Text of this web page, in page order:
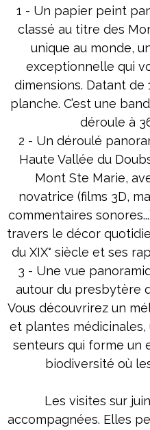
1 - Un papier peint
classé au titre des
unique au monde,
exceptionnelle qui
dimensions. Datant de
planche. C’est une
déroule à
2 - Un déroulé
Haute Vallée du
Mont Ste Marie,
novatrice (films 3D,
commentaires
travers le décor
du XIX° siècle et ses
3 - Une vue
autour du presbytère
Vous découvrirez un
et plantes
senteurs qui forme un
biodiversité où
Les visites sur
accompagnées. Elles